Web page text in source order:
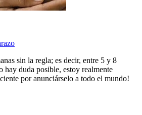
sin la regla; es decir, entre 5 y 8
hay duda posible, estoy realmente
por anunciárselo a todo el mundo!